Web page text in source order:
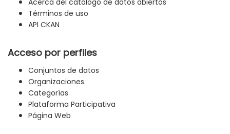
Términos de uso
API CKAN
Acceso por perfiles
Conjuntos de datos
Organizaciones
Categorías
Plataforma Participativa
Página Web